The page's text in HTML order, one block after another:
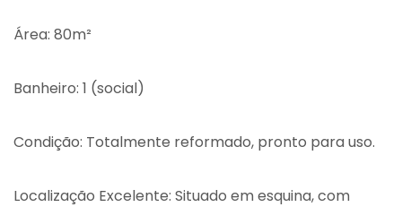
Área: 80m²
Banheiro: 1 (social)
Condição: Totalmente reformado, pronto para uso.
Localização Excelente: Situado em esquina, com